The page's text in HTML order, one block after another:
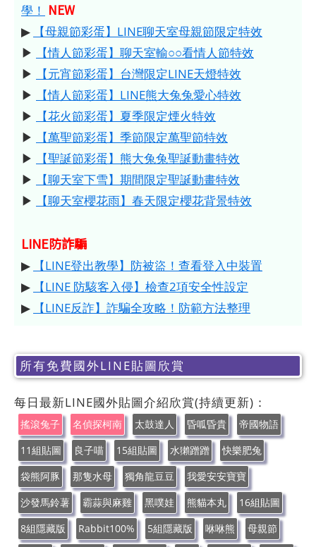
學！ NEW
▶
【母親節彩蛋】LINE聊天室母親節限定特效
▶
【情人節彩蛋】聊天室輸○○看情人節特效
▶
【元宵節彩蛋】台灣限定LINE天燈特效
▶
【情人節彩蛋】LINE熊大兔兔愛心特效
▶
【花火節彩蛋】夏季限定煙火特效
▶
【萬聖節彩蛋】季節限定萬聖節特效
▶
【聖誕節彩蛋】熊大兔兔聖誕動畫特效
▶
【聊天室下雪】期間限定聖誕動畫特效
▶
【聊天室櫻花雨】春天限定櫻花背景特效
LINE防詐騙
▶
【LINE登出教學】防被盜！查看登入中裝置
▶
【LINE 防駭客入侵】檢查2項安全性設定
▶
【LINE反詐】詐騙全攻略！防範方法整理
所有免費國外LINE貼圖欣賞
每日最新LINE國外貼圖介紹欣賞(持續更新)：
搖滾兔子 名偵探柯南 太鼓達人 昏呱昏貴
帝國物語
11組貼圖
良子喵 15組貼圖 水獺蹭蹭
快樂肥兔
袋熊阿豚
那隻水母 獨角龍豆豆
我愛安安寶寶
沙發馬鈴薯
霸蒜與麻雞 黑噗娃 熊貓本丸
16組貼圖
8組隱藏版
Rabbit100% 5組隱藏版 咻咻熊
母親節